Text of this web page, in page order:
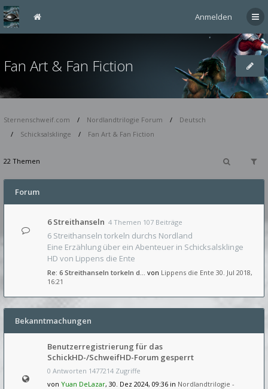
Anmelden
Fan Art & Fan Fiction
Sternenschweif.com Nordlandtrilogie Forum
Deutsch
Schicksalsklinge
Fan Art & Fan Fiction
22 Themen
Forum
6 Streithanseln 4 Themen 107 Beiträge
6 Streithanseln torkeln durchs Nordland
Eine Erzählung über ein Abenteuer in Schicksalsklinge
HD von Lippens die Ente
Re: 6 Streithanseln torkeln d… von Lippens die Ente 30. Jul 2018,
16:21
Bekanntmachungen
Benutzerregistrierung für das
SchickHD-/SchweifHD-Forum gesperrt
0 Antworten 1477214 Zugriffe
von Yuan DeLazar, 30. Dez 2024, 09:36 in Nordlandtrilogie -